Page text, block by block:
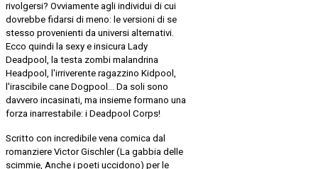
rivolgersi? Ovviamente agli individui di cui
dovrebbe fidarsi di meno: le versioni di se
stesso provenienti da universi alternativi.
Ecco quindi la sexy e insicura Lady
Deadpool, la testa zombi malandrina
Headpool, l'irriverente ragazzino Kidpool,
l'irascibile cane Dogpool... Da soli sono
davvero incasinati, ma insieme formano una
forza inarrestabile: i Deadpool Corps!
Scritto con incredibile vena comica dal
romanziere Victor Gischler (La gabbia delle
scimmie, Anche i poeti uccidono) per le